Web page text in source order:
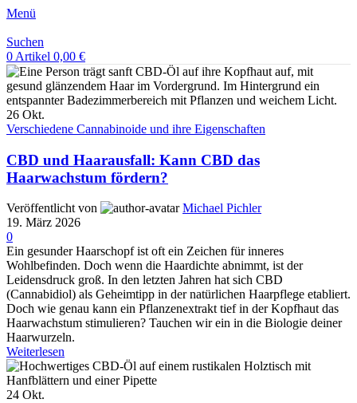
Menü
Suchen
0 Artikel 0,00 €
26 Okt.
Verschiedene Cannabinoide und ihre Eigenschaften
CBD und Haarausfall: Kann CBD das
Haarwachstum fördern?
Veröffentlicht von
Michael Pichler
19. März 2026
0
Ein gesunder Haarschopf ist oft ein Zeichen für inneres
Wohlbefinden. Doch wenn die Haardichte abnimmt, ist der
Leidensdruck groß. In den letzten Jahren hat sich CBD
(Cannabidiol) als Geheimtipp in der natürlichen Haarpflege etabliert.
Doch wie genau kann ein Pflanzenextrakt tief in der Kopfhaut das
Haarwachstum stimulieren? Tauchen wir ein in die Biologie deiner
Haarwurzeln.
Weiterlesen
24 Okt.